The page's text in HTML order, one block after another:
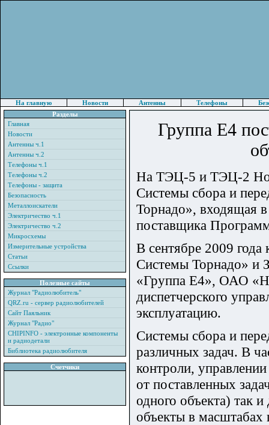
На главную Новости Антенны Телефоны
Разделы
Главная
Новости
Антенны ч.1
Антенны ч.2
Телефоны ч.1
Телефоны ч.2
Телефоны - защита
Безопасность
Металлоискатели
Электричество ч.1
Электричество ч.2
Микросхемы
Измерительные устройства
Статьи
Ссылки
Полезные сайты
Журнал "Радиолюбитель"
QRZ.ru - сервер радиолюбителей
Сайт Паяльник
Журнал "Радио"
CHIPINFO - электронные компоненты
и радиодетали
Библиотека радиолюбителя
Счетчики
Группа Е4
На ТЭЦ-5 и ТЭЦ-2
Системы сбора и
Торнадо», входящая в
поставщика
В сентябре 2009
Системы Торнадо» и
«Группа Е4», ОАО
диспетчерского
эксплуатацию.
Системы сбора и
различных задач. В
контроли,
от поставленных
одного объекта) так
объекты в масштабах